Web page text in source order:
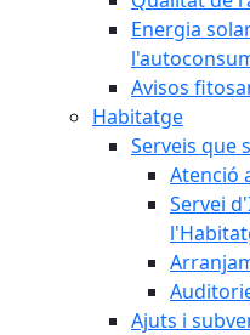
Energia
Avisos
Habitatge
Serveis que
Atenció
Servei
Ajuts i